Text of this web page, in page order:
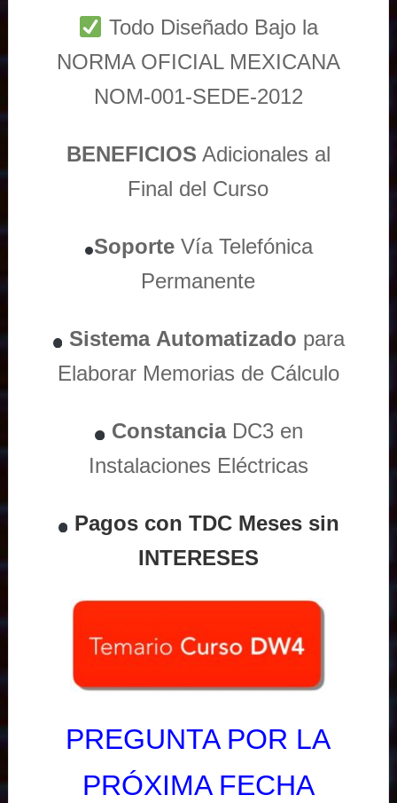
Todo Diseñado Bajo la
NORMA OFICIAL MEXICANA
NOM-001-SEDE-2012
BENEFICIOS Adicionales al
Final del Curso
Soporte Vía Telefónica
Permanente
Sistema Automatizado para
Elaborar Memorias de Cálculo
ConstanciaDC3 en
Instalaciones Eléctricas
Pagos con TDC Meses sin
INTERESES
PREGUNTA POR LA
PRÓXIMA FECHA